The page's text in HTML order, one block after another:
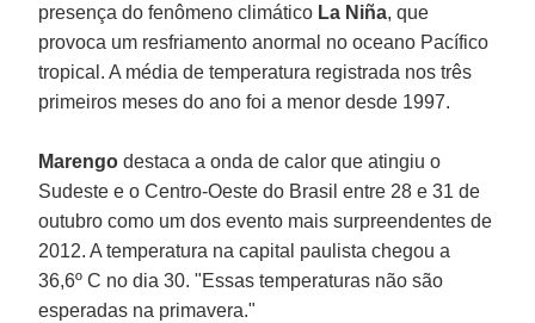
presença do fenômeno climático La Niña, que
provoca um resfriamento anormal no oceano Pacífico
tropical. A média de temperatura registrada nos três
primeiros meses do ano foi a menor desde 1997.
Marengodestaca a onda de calor que atingiu o
Sudeste e o Centro-Oeste do Brasil entre 28 e 31 de
outubro como um dos evento mais surpreendentes de
2012. A temperatura na capital paulista chegou a
36,6º C no dia 30. "Essas temperaturas não são
esperadas na primavera."